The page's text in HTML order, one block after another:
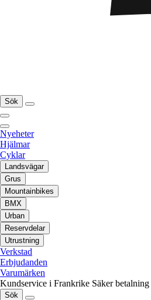
Sök
Nyeheter
Hjälmar
Cyklar
Landsvägar
Grus
Mountainbikes
BMX
Urban
Reservdelar
Utrustning
Verkstad
Erbjudanden
Varumärken
Kundservice i Frankrike Säker betalning
Sök